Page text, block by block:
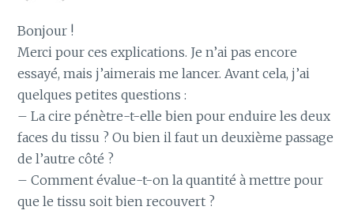
Bonjour !
Merci pour ces explications. Je n’ai pas encore
essayé, mais j’aimerais me lancer. Avant cela, j’ai
quelques petites questions :
– La cire pénètre-t-elle bien pour enduire les deux
faces du tissu ? Ou bien il faut un deuxième passage
de l’autre côté ?
– Comment évalue-t-on la quantité à mettre pour
que le tissu soit bien recouvert ?